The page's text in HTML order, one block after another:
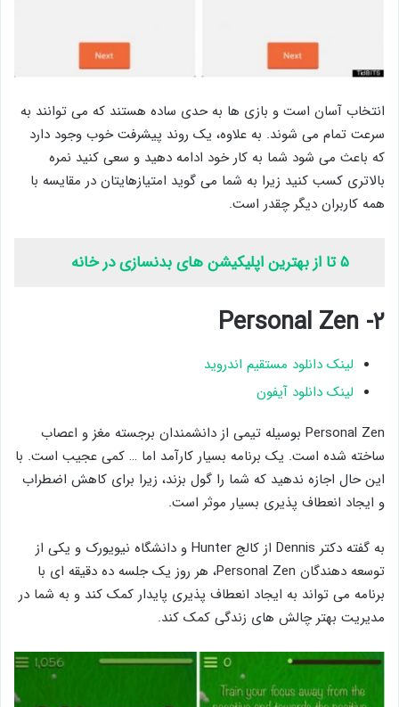
انتخاب آسان است و بازی ها به حدی ساده هستند که می توانند به
سرعت تمام می شوند. به علاوه، یک روند پیشرفت خوب وجود دارد
که باعث می شود شما به کار خود ادامه دهید و سعی کنید نمره
بالاتری کسب کنید زیرا به شما می گوید امتیازهایتان در مقایسه با
همه کاربران دیگر چقدر است.
۵ تا از بهترین اپلیکیشن های بدنسازی در خانه
۲- Personal Zen
لینک دانلود مستقیم اندروید
لینک دانلود آیفون
Personal Zen بوسیله تیمی از دانشمندان برجسته مغز و اعصاب
ساخته شده است. یک برنامه بسیار کارآمد اما … کمی عجیب است. با
این حال اجازه ندهید که شما را گول بزند، زیرا برای کاهش اضطراب
و ایجاد انعطاف پذیری بسیار موثر است.
به گفته دکتر Dennis از کالج Hunter و دانشگاه نیویورک و یکی از
توسعه دهندگان Personal Zen، هر روز یک جلسه ده دقیقه ای با
برنامه می تواند به ایجاد انعطاف پذیری پایدار کمک کند و به شما در
مدیریت بهتر چالش های زندگی کمک کند.